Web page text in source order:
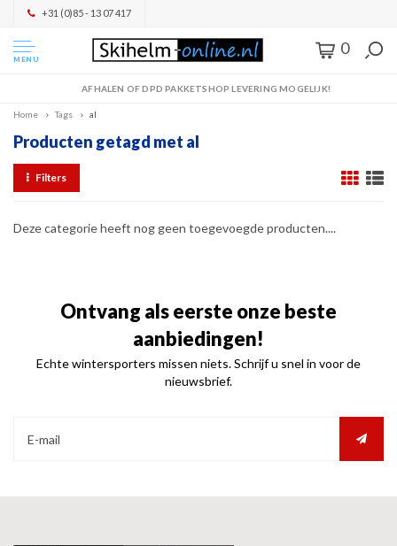
+31 (0)85 - 13 07 417
MENU
0
AFHALEN OF DPD PAKKETSHOP LEVERING MOGELIJK!
Home Tags al
Producten getagd met al
Filters
Deze categorie heeft nog geen toegevoegde producten....
Ontvang als eerste onze beste
aanbiedingen!
Echte wintersporters missen niets. Schrijf u snel in voor de
nieuwsbrief.